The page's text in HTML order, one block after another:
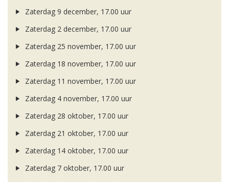
Zaterdag 9 december, 17.00 uur
Zaterdag 2 december, 17.00 uur
Zaterdag 25 november, 17.00 uur
Zaterdag 18 november, 17.00 uur
Zaterdag 11 november, 17.00 uur
Zaterdag 4 november, 17.00 uur
Zaterdag 28 oktober, 17.00 uur
Zaterdag 21 oktober, 17.00 uur
Zaterdag 14 oktober, 17.00 uur
Zaterdag 7 oktober, 17.00 uur